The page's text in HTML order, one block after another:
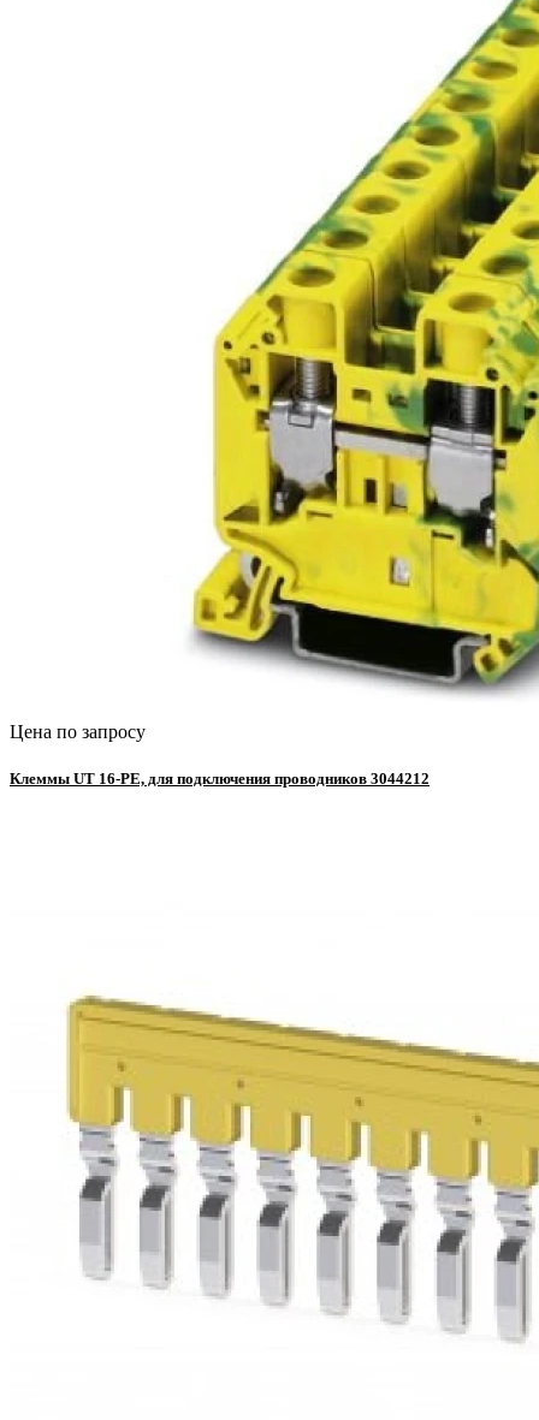
Цена по запросу
Клеммы UT 16-РЕ, для подключения проводников 3044212